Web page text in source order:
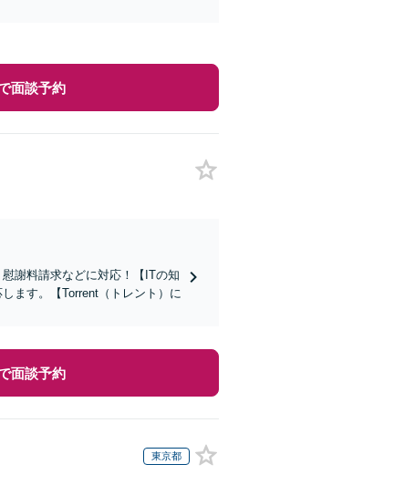
面談予約
謝料請求などに対応！【ITの知
ます。【Torrent（トレント）に
面談予約
東京都